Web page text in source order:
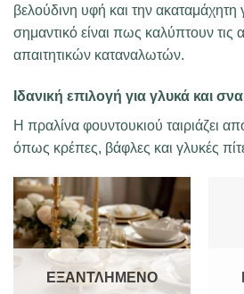
βελούδινη υφή και την ακαταμάχητη
σημαντικό είναι πως καλύπτουν τις
απαιτητικών καταναλωτών.
Ιδανική επιλογή για γλυκά και
Η πραλίνα φουντουκιού ταιριάζει
όπως κρέπες, βάφλες και γλυκές
ΕΞΑΝΤΛΗΜΈΝΟ